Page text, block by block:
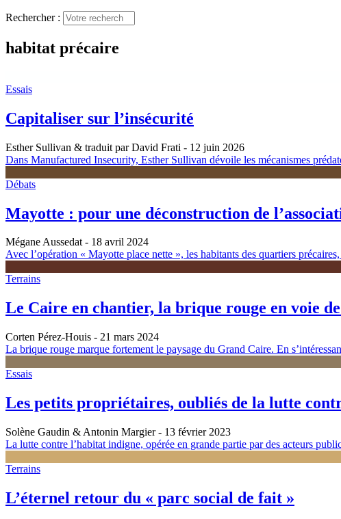
Rechercher :
habitat précaire
Essais
Capitaliser sur l’insécurité
Esther Sullivan & traduit par David Frati - 12 juin 2026
Dans Manufactured Insecurity, Esther Sullivan dévoile les mécanismes
Débats
Mayotte : pour une déconstruction de
Mégane Aussedat- 18 avril 2024
Avec l’opération « Mayotte place nette », les habitants des quartiers
Terrains
Le Caire en chantier, la brique rouge en voie
Corten Pérez-Houis - 21 mars 2024
La brique rouge marque fortement le paysage du Grand Caire. En
Essais
Les petits propriétaires, oubliés de la lutte
Solène Gaudin & Antonin Margier- 13 février 2023
La lutte contre l’habitat indigne, opérée en grande partie par des acteurs
Terrains
L’éternel retour du « parc social de fait »